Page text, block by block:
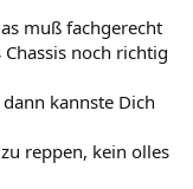
muß fachgerecht
noch richtig
kannste Dich
reppen, kein olles